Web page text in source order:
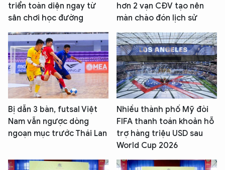
triển toàn diện ngay từ
sân chơi học đường
hơn 2 vạn CĐV tạo nên
màn chào đón lịch sử
Bị dẫn 3 bàn, futsal Việt
Nam vẫn ngược dòng
ngoạn mục trước Thái Lan
Nhiều thành phố Mỹ đòi
FIFA thanh toán khoản hỗ
trợ hàng triệu USD sau
World Cup 2026